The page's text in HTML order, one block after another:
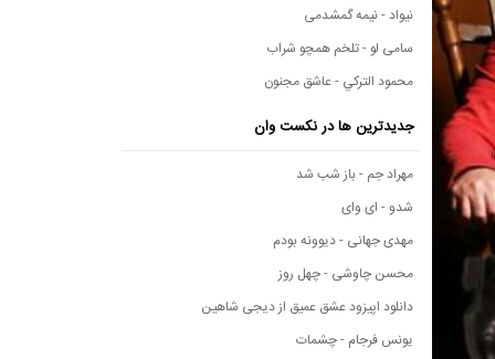
نیواد - نیمه گمشدمی
سامی لو - تلخم همچو شراب
محمود التركي - عاشق مجنون
جدیدترین ها در نکست وان
مهراد جم - باز شب شد
شدو - ای وای
مهدی جهانی - دیوونه بودم
محسن چاوشی - چهل روز
دانلود اپیزود عشق عمیق از دیجی شاهین
یونس فرجام - چشمات